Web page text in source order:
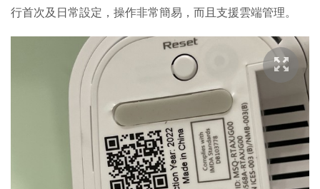
行首次及日常設定，操作非常簡易，而且支援雲端管理。